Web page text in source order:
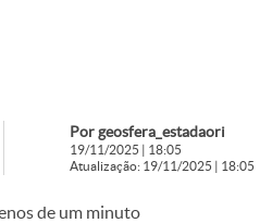
Por geosfera_estadaori
19/11/2025 | 18:05
Atualização: 19/11/2025 | 18:05
de um minuto